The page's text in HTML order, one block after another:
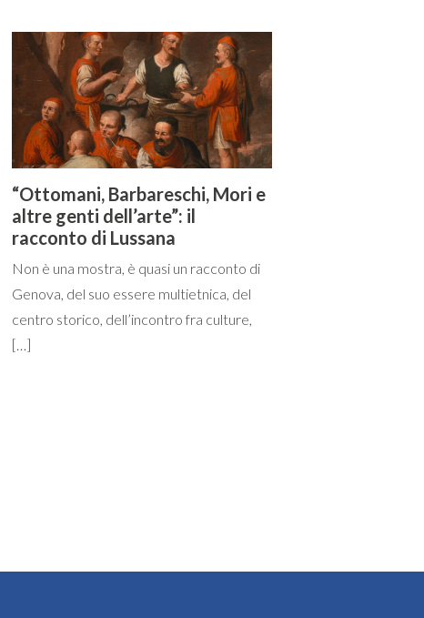
“Ottomani, Barbareschi, Mori e
altre genti dell’arte”: il
racconto di Lussana
Non è una mostra, è quasi un racconto di
Genova, del suo essere multietnica, del
centro storico, dell’incontro fra culture,
[…]